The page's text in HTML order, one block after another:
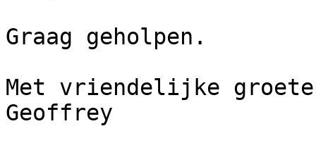
Graag geholpen.
Met vriendelijke
Geoffrey